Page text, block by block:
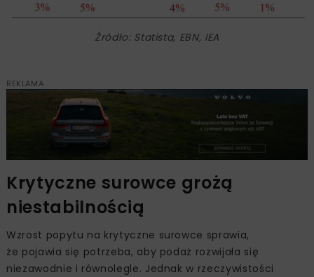
Źródło: Statista, EBN, IEA
REKLAMA
Krytyczne surowce grożą
niestabilnością
Wzrost popytu na krytyczne surowce sprawia,
że pojawia się potrzeba, aby podaż rozwijała się
niezawodnie i równolegle. Jednak w rzeczywistości